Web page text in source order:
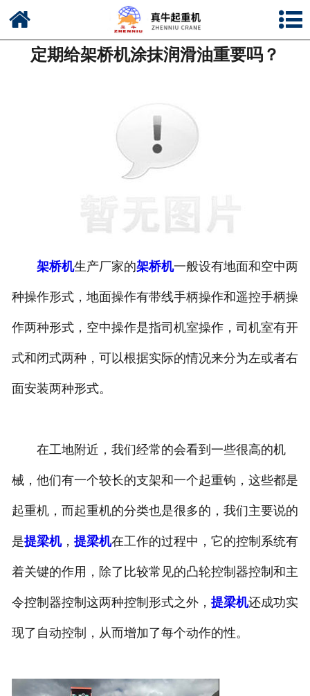
公司简介
联系我们
定期给架桥机涂抹润滑油重要吗？
架桥机生产厂家的架桥机一般设有地面和空中两
种操作形式，地面操作有带线手柄操作和遥控手柄操
作两种形式，空中操作是指司机室操作，司机室有开
式和闭式两种，可以根据实际的情况来分为左或者右
面安装两种形式。
在工地附近，我们经常的会看到一些很高的机
械，他们有一个较长的支架和一个起重钩，这些都是
起重机，而起重机的分类也是很多的，我们主要说的
是提梁机， 提梁机在工作的过程中，它的控制系统有
着关键的作用，除了比较常见的凸轮控制器控制和主
令控制器控制这两种控制形式之外， 提梁机还成功实
现了自动控制，从而增加了每个动作的性。